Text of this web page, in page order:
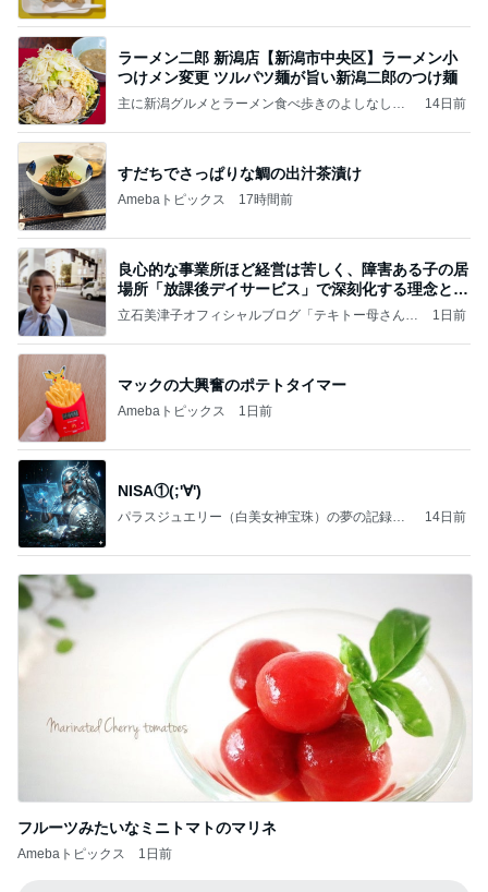
ラーメン二郎 新潟店【新潟市中央区】ラーメン小
つけメン変更 ツルパツ麺が旨い新潟二郎のつけ麺
主に新潟グルメとラーメン食べ歩きのよしなしご
14日前
すだちでさっぱりな鯛の出汁茶漬け
Amebaトピックス 17時間前
良心的な事業所ほど経営は苦しく、障害ある子の居
場所「放課後デイサービス」で深刻化する理念と現
実の
立石美津子オフィシャルブログ「テキトー母さんの
1日前
マックの大興奮のポテトタイマー
Amebaトピックス 1日前
NISA①(;'∀')
パラスジュエリー（白美女神宝珠）の夢の記録
14日前
フルーツみたいなミニトマトのマリネ
Amebaトピックス 1日前